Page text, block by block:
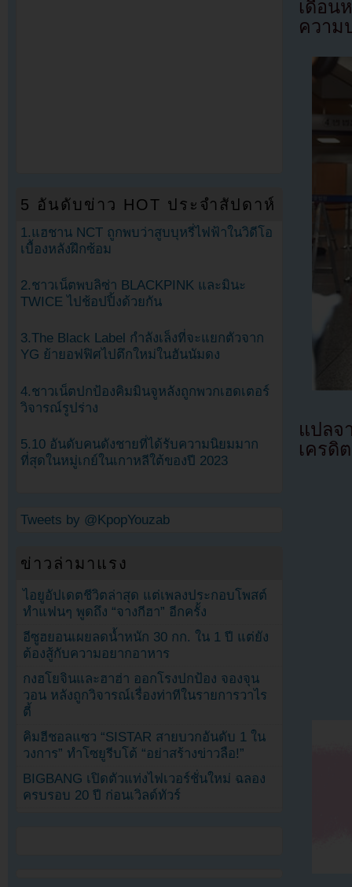
เดือน
ความ
แปล
เครดิ
5 อันดับข่าว HOT ประจำสัปดาห์
1.แฮชาน NCT ถูกพบว่าสูบบุหรี่ไฟฟ้าในวิดีโอ
เบื้องหลังฝึกซ้อม
2.ชาวเน็ตพบลิซ่า BLACKPINK และมินะ
TWICE ไปช้อปปิ้งด้วยกัน
3.The Black Label กำลังเล็งที่จะแยกตัวจาก
YG ย้ายอฟฟิศไปตึกใหม่ในฮันนัมดง
4.ชาวเน็ตปกป้องคิมมินจูหลังถูกพวกเฮดเตอร์
วิจารณ์รูปร่าง
5.10 อันดับคนดังชายที่ได้รับความนิยมมาก
ที่สุดในหมู่เกย์ในเกาหลีใต้ของปี 2023
Tweets by @KpopYouzab
ข่าวล่ามาแรง
ไอยูอัปเดตชีวิตล่าสุด แต่เพลงประกอบโพสต์
ทำแฟนๆ พูดถึง “จางกีฮา” อีกครั้ง
อีซูฮยอนเผยลดน้ำหนัก 30 กก. ใน 1 ปี แต่ยัง
ต้องสู้กับความอยากอาหาร
กงฮโยจินและฮาฮ่า ออกโรงปกป้อง จองจุน
วอน หลังถูกวิจารณ์เรื่องท่าทีในรายการวาไร
ตี้
คิมฮีชอลแซว “SISTAR สายบวกอันดับ 1 ใน
วงการ” ทำโซยูรีบโต้ “อย่าสร้างข่าวลือ!”
BIGBANG เปิดตัวแท่งไฟเวอร์ชั่นใหม่ ฉลอง
ครบรอบ 20 ปี ก่อนเวิลด์ทัวร์